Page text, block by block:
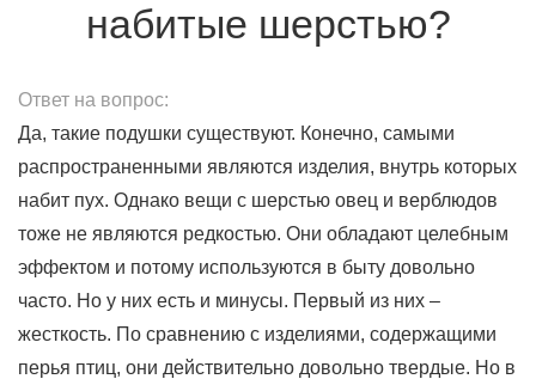
набитые шерстью?
Ответ на вопрос:
Да, такие подушки существуют. Конечно, самыми
распространенными являются изделия, внутрь которых
набит пух. Однако вещи с шерстью овец и верблюдов
тоже не являются редкостью. Они обладают целебным
эффектом и потому используются в быту довольно
часто. Но у них есть и минусы. Первый из них –
жесткость. По сравнению с изделиями, содержащими
перья птиц, они действительно довольно твердые. Но в